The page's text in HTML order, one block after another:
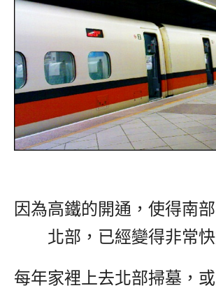
因為高鐵的開通，使得南
北部，已經變得非常
每年家裡上去北部掃墓，